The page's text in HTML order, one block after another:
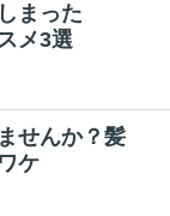
まった
メ3選
せんか？髪
ケ